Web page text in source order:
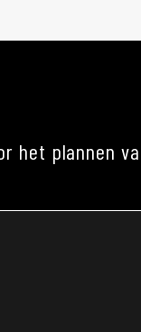
het plannen